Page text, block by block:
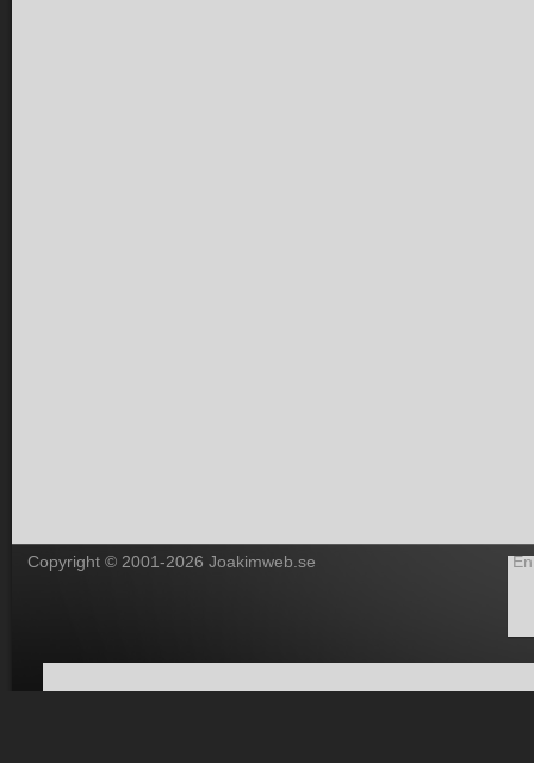
Copyright © 2001-2026 Joakimweb.se